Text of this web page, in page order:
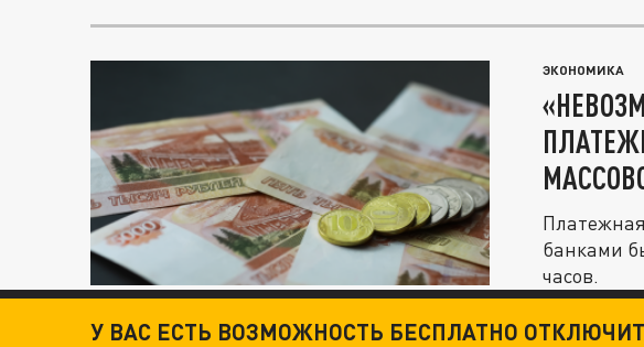
ЭКОНОМИКА
банками
часов.
У ВАС ЕСТЬ ВОЗМОЖНОСТЬ БЕСПЛАТНО